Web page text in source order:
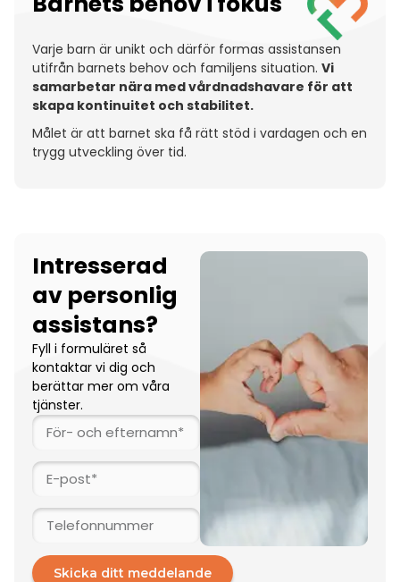
Varje barn är unikt och därför formas assistansen
utifrån barnets behov och familjens situation. Vi
samarbetar nära med vårdnadshavare för att
skapa kontinuitet och stabilitet.
Målet är att barnet ska få rätt stöd i vardagen och en
trygg utveckling över tid.
Intresserad
av personlig
assistans?
Fyll i formuläret så
kontaktar vi dig och
berättar mer om våra
tjänster.
Skicka ditt meddelande